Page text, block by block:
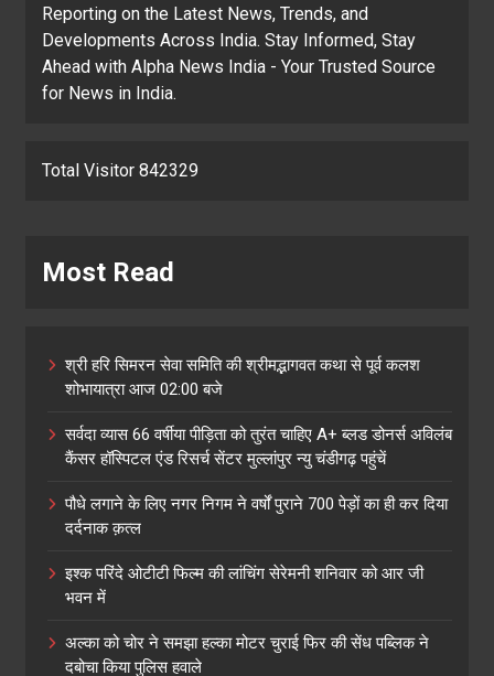
Reporting on the Latest News, Trends, and
Developments Across India. Stay Informed, Stay
Ahead with Alpha News India - Your Trusted Source
for News in India.
Total Visitor 842329
Most Read
श्री हरि सिमरन सेवा समिति की श्रीमद्भागवत कथा से पूर्व कलश
शोभायात्रा आज 02:00 बजे
सर्वदा व्यास 66 वर्षीया पीड़िता को तुरंत चाहिए A+ ब्लड डोनर्स अविलंब
कैंसर हॉस्पिटल एंड रिसर्च सेंटर मुल्लांपुर न्यु चंडीगढ़ पहुंचें
पौधे लगाने के लिए नगर निगम ने वर्षों पुराने 700 पेड़ों का ही कर दिया
दर्दनाक क़त्ल
इश्क परिंदे ओटीटी फिल्म की लांचिंग सेरेमनी शनिवार को आर जी
भवन में
अल्का को चोर ने समझा हल्का मोटर चुराई फिर की सेंध पब्लिक ने
दबोचा किया पुलिस हवाले